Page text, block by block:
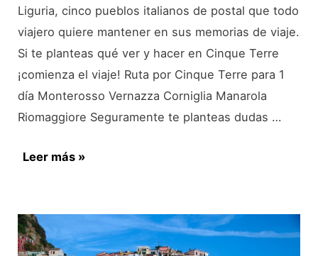
Liguria, cinco pueblos italianos de postal que todo
viajero quiere mantener en sus memorias de viaje.
Si te planteas qué ver y hacer en Cinque Terre
¡comienza el viaje! Ruta por Cinque Terre para 1
día Monterosso Vernazza Corniglia Manarola
Riomaggiore Seguramente te planteas dudas …
Qué
Cinque
Terre.
Leer más »